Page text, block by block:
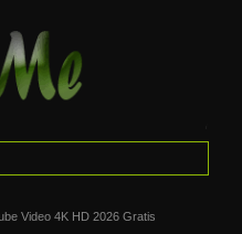
Video 4K HD 2026 Gratis